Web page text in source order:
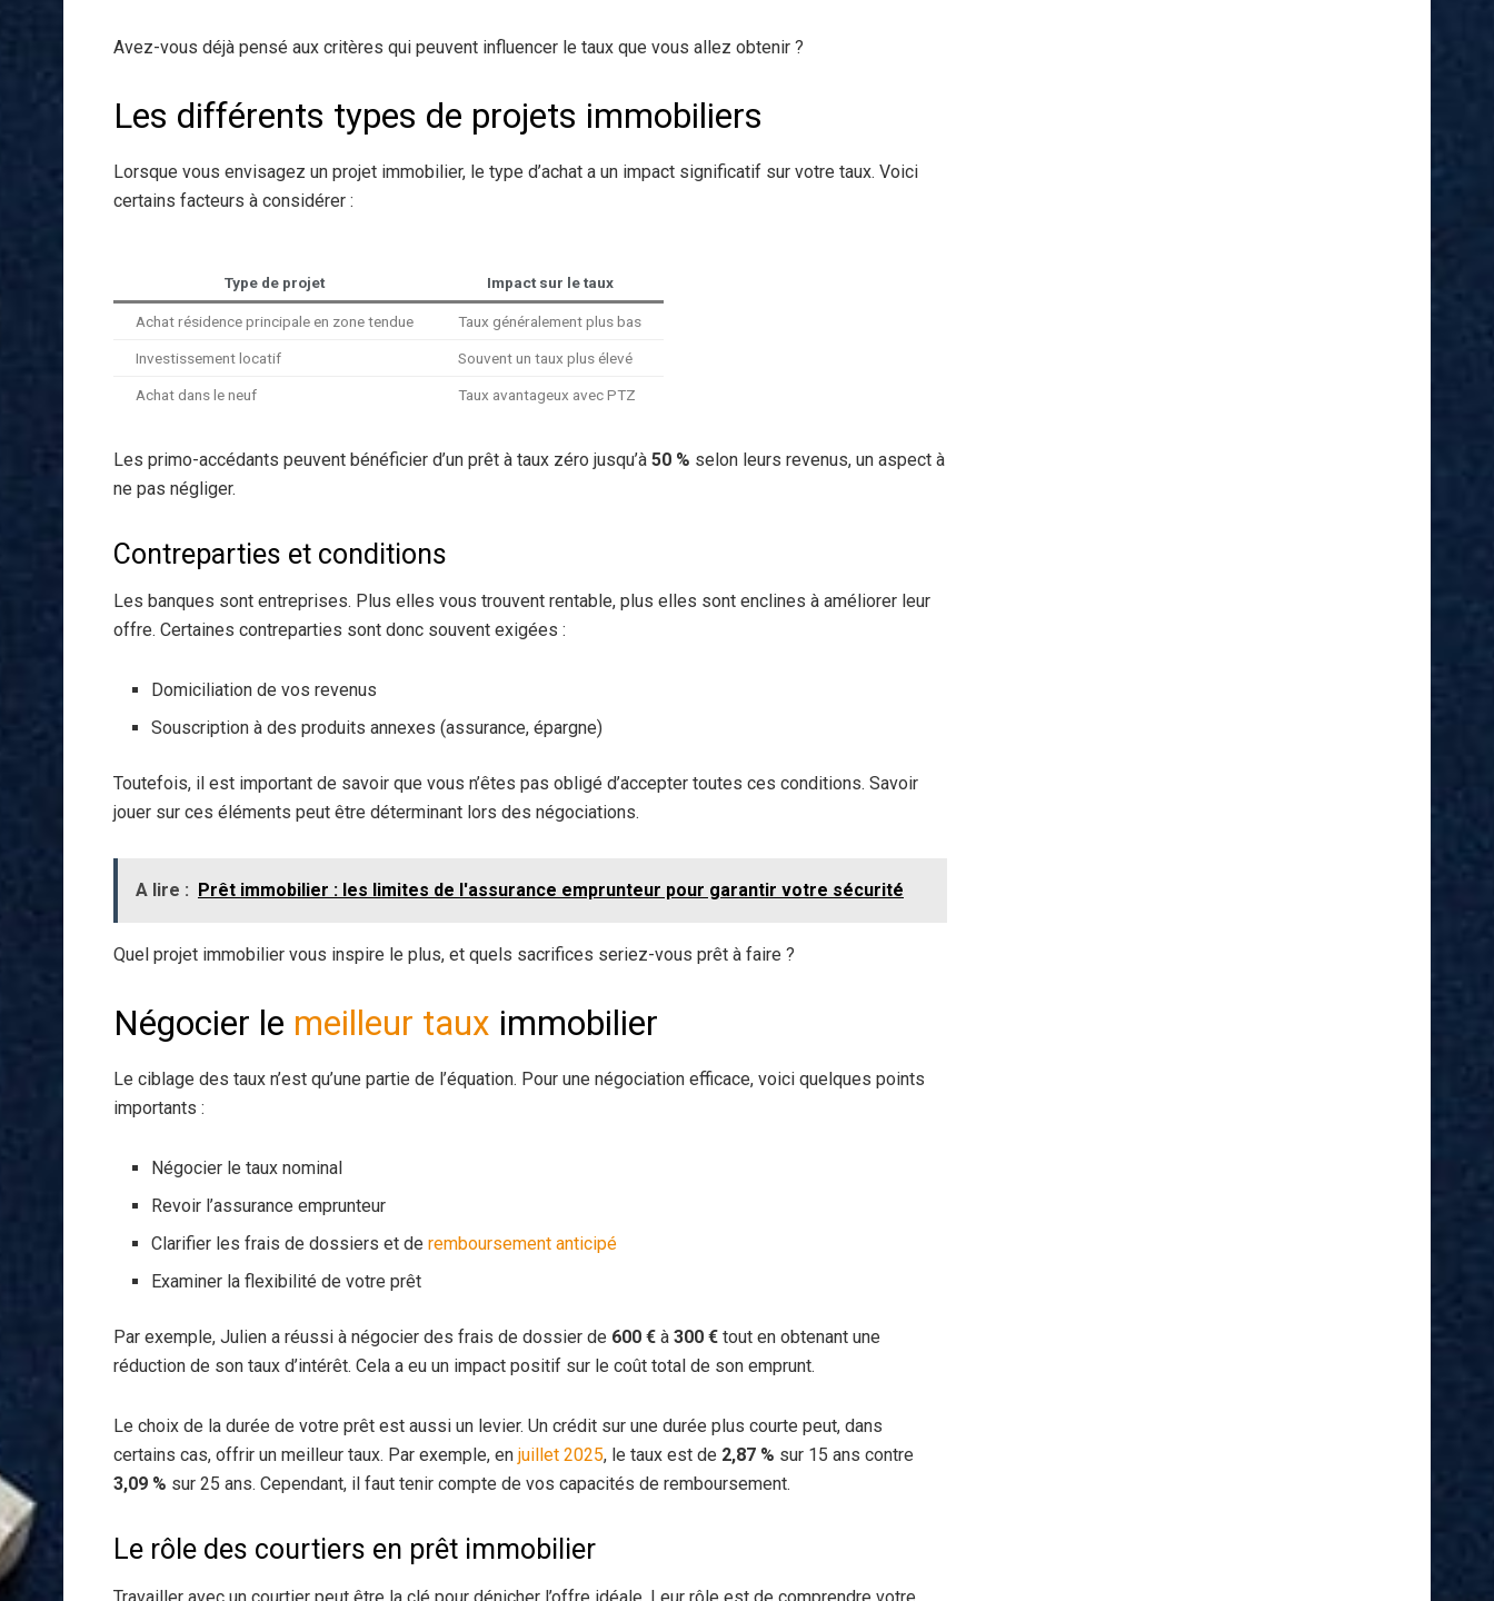
Avez-vous déjà pensé aux critères qui peuvent influencer le taux que vous allez obtenir ?
Les différents types de projets immobiliers
Lorsque vous envisagez un projet immobilier, le type d’achat a un impact significatif sur votre taux. Voici
certains facteurs à considérer :
Type de projet Impact sur le taux
Achat résidence principale en zone tendue Taux généralement plus bas
Investissement locatif Souvent un taux plus élevé
Achat dans le neuf Taux avantageux avec PTZ
Les primo-accédants peuvent bénéficier d’un prêt à taux zéro jusqu’à 50 % selon leurs revenus, un aspect à
ne pas négliger.
Contreparties et conditions
Les banques sont entreprises. Plus elles vous trouvent rentable, plus elles sont enclines à améliorer leur
offre. Certaines contreparties sont donc souvent exigées :
Domiciliation de vos revenus
Souscription à des produits annexes (assurance, épargne)
Toutefois, il est important de savoir que vous n’êtes pas obligé d’accepter toutes ces conditions. Savoir
jouer sur ces éléments peut être déterminant lors des négociations.
A lire : Prêt immobilier : les limites de l'assurance emprunteur pour garantir votre sécurité
Quel projet immobilier vous inspire le plus, et quels sacrifices seriez-vous prêt à faire ?
Négocier le meilleur taux immobilier
Le ciblage des taux n’est qu’une partie de l’équation. Pour une négociation efficace, voici quelques points
importants :
Négocier le taux nominal
Revoir l’assurance emprunteur
Clarifier les frais de dossiers et deremboursement anticipé
Examiner la flexibilité de votre prêt
Par exemple, Julien a réussi à négocier des frais de dossier de 600 € à 300 € tout en obtenant une
réduction de son taux d’intérêt. Cela a eu un impact positif sur le coût total de son emprunt.
Le choix de la durée de votre prêt est aussi un levier. Un crédit sur une durée plus courte peut, dans
certains cas, offrir un meilleur taux. Par exemple, en juillet 2025, le taux est de 2,87 % sur 15 ans contre
3,09 % sur 25 ans. Cependant, il faut tenir compte de vos capacités de remboursement.
Le rôle des courtiers en prêt immobilier
Travailler avec un courtier peut être la clé pour dénicher l’offre idéale. Leur rôle est de comprendre votre